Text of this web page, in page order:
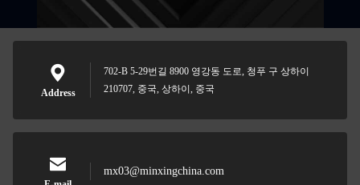
Address
702-B 5-29번길 8900 영강동 도로, 청푸 구 상하이
210707, 중국, 상하이, 중국
mx03@minxingchina.com